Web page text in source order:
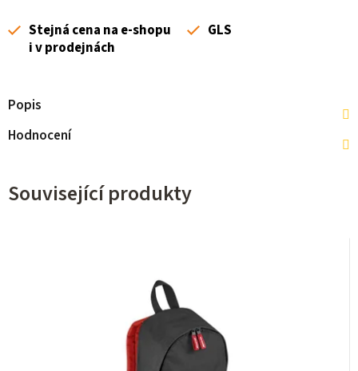
Stejná cena na e-shopu
i v prodejnách
GLS
Popis
Hodnocení
Související produkty